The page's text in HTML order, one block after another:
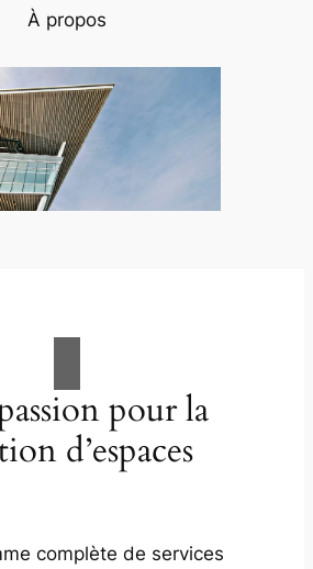
À propos
pour la
d’espaces
complète de services